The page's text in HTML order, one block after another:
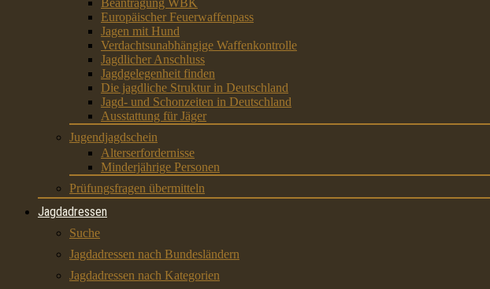
Beantragung WBK
Europäischer Feuerwaffenpass
Jagen mit Hund
Verdachtsunabhängige Waffenkontrolle
Jagdlicher Anschluss
Jagdgelegenheit finden
Die jagdliche Struktur in Deutschland
Jagd- und Schonzeiten in Deutschland
Ausstattung für Jäger
Jugendjagdschein
Alterserfordernisse
Minderjährige Personen
Prüfungsfragen übermitteln
Jagdadressen
Suche
Jagdadressen nach Bundesländern
Jagdadressen nach Kategorien